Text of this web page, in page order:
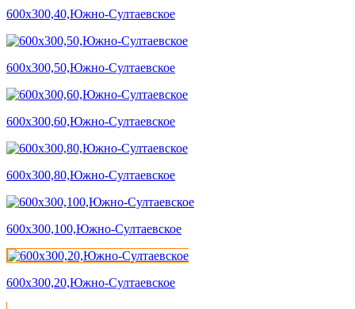
600х300,40,Южно-Султаевское
600х300,50,Южно-Султаевское
600х300,60,Южно-Султаевское
600х300,80,Южно-Султаевское
600х300,100,Южно-Султаевское
600х300,20,Южно-Султаевское